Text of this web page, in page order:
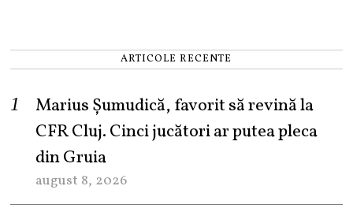
ARTICOLE RECENTE
Marius Șumudică, favorit să revină la
CFR Cluj. Cinci jucători ar putea pleca
din Gruia
august 8, 2026